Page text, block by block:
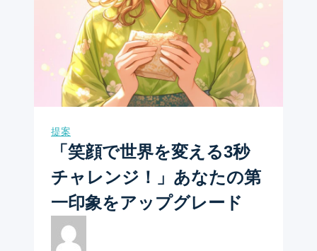
提案
「笑顔で世界を変える3秒
チャレンジ！」あなたの第
一印象をアップグレード